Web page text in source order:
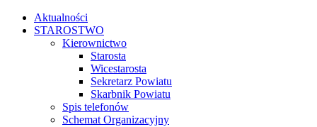
Aktualności
STAROSTWO
Kierownictwo
Starosta
Wicestarosta
Sekretarz Powiatu
Skarbnik Powiatu
Spis telefonów
Schemat Organizacyjny